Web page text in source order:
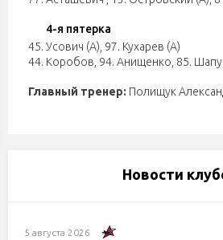
4-я пятерка
45. Усович (А) 97. Кухарев (А)
44. Коробов 94. Анищенко 85.
Главный тренер: Полищук
Новости
5 августа 2026